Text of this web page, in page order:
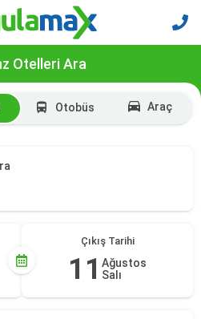
Otelleri Ara
Otobüs Araç
Çıkış Tarihi
11 Ağustos
Salı